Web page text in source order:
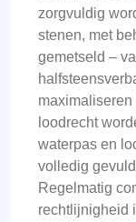
zorgvuldig
stenen, met
gemetseld –
loodrecht
waterpas en
volledig
Regelmatig
rechtlijnigheid